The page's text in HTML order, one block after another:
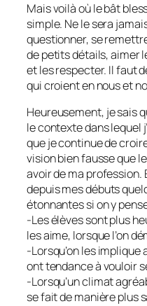
Mais voilà où le bât
simple. Ne le sera
questionner, se
de petits détails, aimer
et les respecter. Il faut
qui croient en nous et
Heureusement, je sais
le contexte dans lequel
que je continue de
vision bien fausse que
avoir de ma profession.
depuis mes débuts
étonnantes si on y
-Les élèves sont plus
les aime, lorsque l’on
-Lorsqu’on les
ont tendance à vouloir
-Lorsqu’un climat
se fait de manière plus